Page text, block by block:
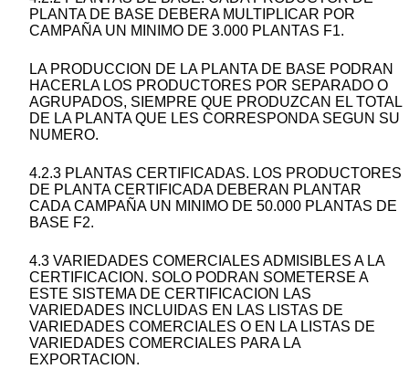
PLANTA DE BASE DEBERA MULTIPLICAR POR
CAMPAÑA UN MINIMO DE 3.000 PLANTAS F1.
LA PRODUCCION DE LA PLANTA DE BASE PODRAN
HACERLA LOS PRODUCTORES POR SEPARADO O
AGRUPADOS, SIEMPRE QUE PRODUZCAN EL TOTAL
DE LA PLANTA QUE LES CORRESPONDA SEGUN SU
NUMERO.
4.2.3 PLANTAS CERTIFICADAS. LOS PRODUCTORES
DE PLANTA CERTIFICADA DEBERAN PLANTAR
CADA CAMPAÑA UN MINIMO DE 50.000 PLANTAS DE
BASE F2.
4.3 VARIEDADES COMERCIALES ADMISIBLES A LA
CERTIFICACION. SOLO PODRAN SOMETERSE A
ESTE SISTEMA DE CERTIFICACION LAS
VARIEDADES INCLUIDAS EN LAS LISTAS DE
VARIEDADES COMERCIALES O EN LA LISTAS DE
VARIEDADES COMERCIALES PARA LA
EXPORTACION.